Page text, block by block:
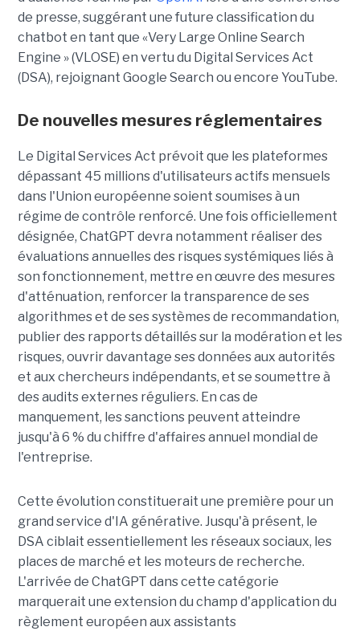
de presse, suggérant une future classification du
chatbot en tant que «Very Large Online Search
Engine » (VLOSE) en vertu du Digital Services Act
(DSA), rejoignant Google Search ou encore YouTube.
De nouvelles mesures réglementaires
Le Digital Services Act prévoit que les plateformes
dépassant 45 millions d'utilisateurs actifs mensuels
dans l'Union européenne soient soumises à un
régime de contrôle renforcé. Une fois officiellement
désignée, ChatGPT devra notamment réaliser des
évaluations annuelles des risques systémiques liés à
son fonctionnement, mettre en œuvre des mesures
d'atténuation, renforcer la transparence de ses
algorithmes et de ses systèmes de recommandation,
publier des rapports détaillés sur la modération et les
risques, ouvrir davantage ses données aux autorités
et aux chercheurs indépendants, et se soumettre à
des audits externes réguliers. En cas de
manquement, les sanctions peuvent atteindre
jusqu'à 6 % du chiffre d'affaires annuel mondial de
l'entreprise.
Cette évolution constituerait une première pour un
grand service d'IA générative. Jusqu'à présent, le
DSA ciblait essentiellement les réseaux sociaux, les
places de marché et les moteurs de recherche.
L'arrivée de ChatGPT dans cette catégorie
marquerait une extension du champ d'application du
règlement européen aux assistants